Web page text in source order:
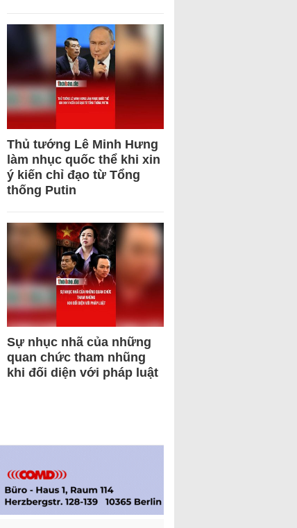
Thủ tướng Lê Minh Hưng
làm nhục quốc thể khi xin
ý kiến chỉ đạo từ Tổng
thống Putin
Sự nhục nhã của những
quan chức tham nhũng
khi đối diện với pháp luật